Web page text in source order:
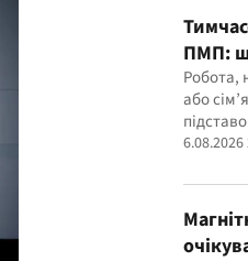
ПМП:
Робота,
або
статусу
6.08.2026